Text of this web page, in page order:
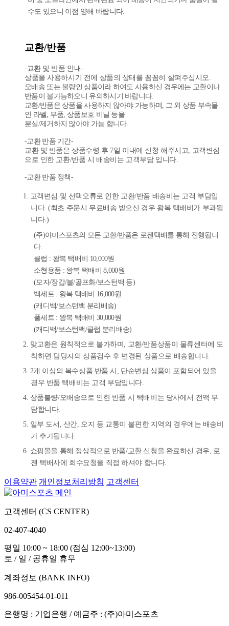
수도 있으니 이점 양해 바랍니다.
교환/반품
-교환 및 반품 안내-
상품을 사용하시기 전에 상품의 상태를 꼼꼼히 살펴주십시오.
오배송 또는 불량인 상품이라 하여도 사용하신 경우에는 교환이나
반품이 불가능하오니 유의하시기 바랍니다.
교환/반품은 상품을 사용하지 않아야 가능하며, 그 외 상품 부속물
인 라벨, 부품, 상품보호 비닐 등을
분실/제거하지 않아야 가능 합니다.
-교환 반품 기간-
교환 및 반품은 상품수령 후 7일 이내에 신청 해주시고, 고객변심
으로 인한 교환/반품 시 배송비는 고객부담 입니다.
-교환 반품 정책-
1. 고객변심 및 선택오류로 인한 교환/반품 배송비는 고객 부담입
니다. (최초 주문시 무료배송 받으신 경우 왕복 택배비가 부과됩
니다.)
(주)아미스포츠의 모든 교환/반품은 로젠택배를 통해 진행됩니
다.
클럽 : 왕복 택배비 10,000원
소형용품 : 왕복 택배비 8,000원
(모자/장갑/볼/골프화/보스턴백 등)
백세트 : 왕복 택배비 16,000원
(캐디백/보스턴백 분리배송)
풀세트 : 왕복 택배비 30,000원
(캐디백/보스턴백/클럽 분리배송)
2. 맞교환은 원칙적으로 불가하며, 교환/반품상품이 물류센터에 도
착하면 담당자의 상품검수 후 변경된 상품으로 배송합니다.
3. 2개 이상의 복수상품 반품 시, 단순변심 상품이 포함되어 있을
경우 반품 택배비는 고객 부담입니다.
4. 상품불량/오배송으로 인한 반품 시 택배비는 당사에서 전액 부
담합니다.
5. 일부 도서, 산간, 오지 등 교통이 불편한 지역의 경우에는 배송비
가 추가됩니다.
6. 쇼핑몰을 통해 정상적으로 반품/교환 신청을 완료하신 경우, 로
젠 택배사에 회수요청을 직접 하셔야 합니다.
이용약관 개인정보처리방침 고객센터
고객센터 (CS CENTER)
02-407-4040
평일 10:00 ~ 18:00 (점심 12:00~13:00)
토 / 일 / 공휴일 휴무
계좌정보 (BANK INFO)
986-005454-01-011
은행명 : 기업은행 / 예금주 : (주)아미스포츠